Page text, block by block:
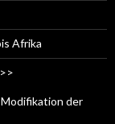
Afrika
Modifikation der